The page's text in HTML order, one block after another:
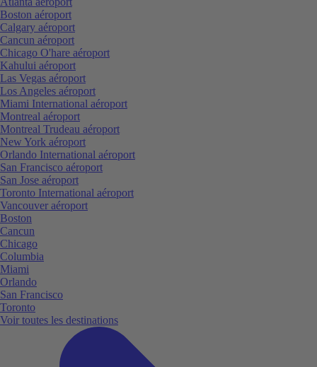
Boston aéroport
Calgary aéroport
Cancun aéroport
Chicago O'hare aéroport
Kahului aéroport
Las Vegas aéroport
Los Angeles aéroport
Miami International aéroport
Montreal aéroport
Montreal Trudeau aéroport
New York aéroport
Orlando International aéroport
San Francisco aéroport
San Jose aéroport
Toronto International aéroport
Vancouver aéroport
Boston
Cancun
Chicago
Columbia
Miami
Orlando
San Francisco
Toronto
Voir toutes les destinations